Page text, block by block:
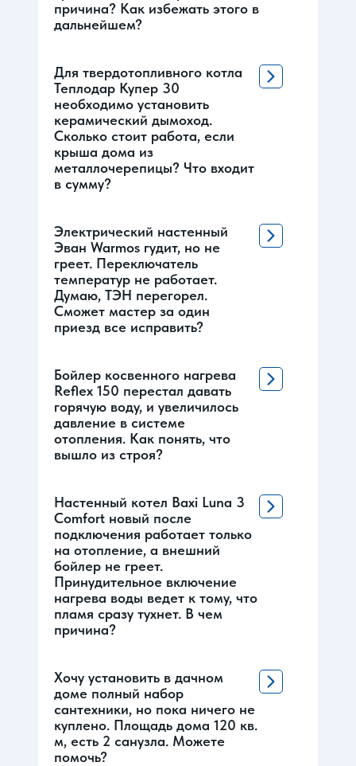
причина? Как избежать этого в
дальнейшем?
Для твердотопливного котла
Теплодар Купер 30
необходимо установить
керамический дымоход.
Сколько стоит работа, если
крыша дома из
металлочерепицы? Что входит
в сумму?
Электрический настенный
Эван Warmos гудит, но не
греет. Переключатель
температур не работает.
Думаю, ТЭН перегорел.
Сможет мастер за один
приезд все исправить?
Бойлер косвенного нагрева
Reflex 150 перестал давать
горячую воду, и увеличилось
давление в системе
отопления. Как понять, что
вышло из строя?
Настенный котел Baxi Luna 3
Comfort новый после
подключения работает только
на отопление, а внешний
бойлер не греет.
Принудительное включение
нагрева воды ведет к тому, что
пламя сразу тухнет. В чем
причина?
Хочу установить в дачном
доме полный набор
сантехники, но пока ничего не
куплено. Площадь дома 120 кв.
м, есть 2 санузла. Можете
помочь?